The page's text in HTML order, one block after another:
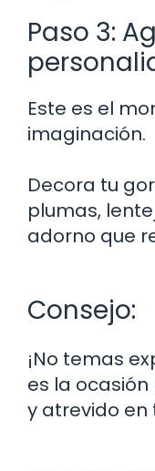
Paso 3:
Este es el
imaginación.
Decora tu
plumas,
adorno que
Consejo:
¡No temas
es la
y atrevido en